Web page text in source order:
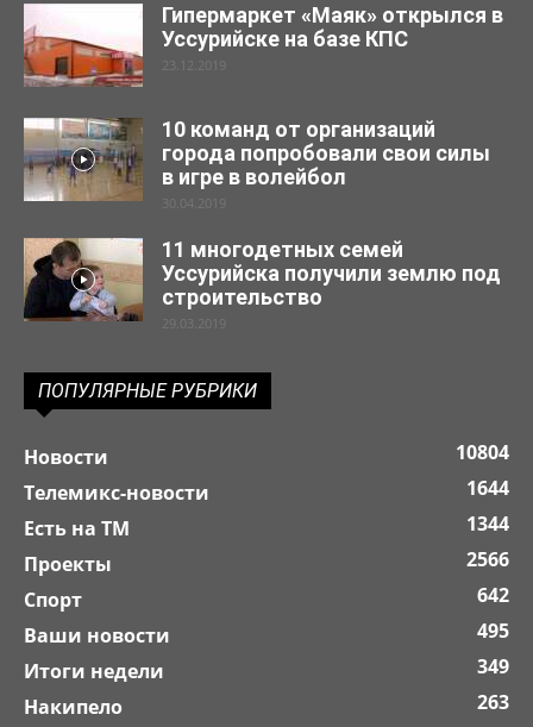
Гипермаркет «Маяк» открылся в
Уссурийске на базе КПС
23.12.2019
10 команд от организаций
города попробовали свои силы
в игре в волейбол
30.04.2019
11 многодетных семей
Уссурийска получили землю под
строительство
29.03.2019
ПОПУЛЯРНЫЕ РУБРИКИ
Новости
10804
Телемикс-новости
1644
Есть на ТМ
1344
Проекты
2566
Спорт
642
Ваши новости
495
Итоги недели
349
Накипело
263